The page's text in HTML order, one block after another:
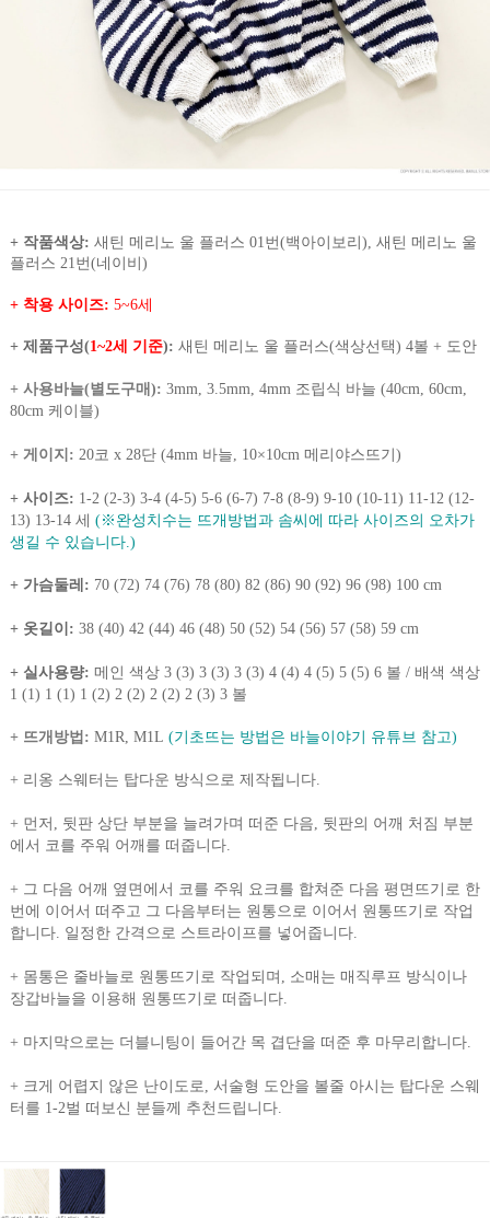
+ 작품색상: 새틴 메리노 울 플러스 01번(백아이보리), 새틴 메리노 울
플러스 21번(네이비)
+ 착용 사이즈: 5~6세
+ 제품구성(1~2세 기준): 새틴 메리노 울 플러스(색상선택) 4볼 + 도안
+ 사용바늘(별도구매): 3mm, 3.5mm, 4mm 조립식 바늘 (40cm, 60cm,
80cm 케이블)
+ 게이지 : 20코 x 28단 (4mm 바늘, 10×10cm 메리야스뜨기)
+ 사이즈: 1-2 (2-3) 3-4 (4-5) 5-6 (6-7) 7-8 (8-9) 9-10 (10-11) 11-12 (12-
13) 13-14 세 (※완성치수는 뜨개방법과 솜씨에 따라 사이즈의 오차가
생길 수 있습니다.)
+ 가슴둘레: 70 (72) 74 (76) 78 (80) 82 (86) 90 (92) 96 (98) 100 cm
+ 옷길이: 38 (40) 42 (44) 46 (48) 50 (52) 54 (56) 57 (58) 59 cm
+ 실사용량: 메인 색상 3 (3) 3 (3) 3 (3) 4 (4) 4 (5) 5 (5) 6 볼 / 배색 색상
1 (1) 1 (1) 1 (2) 2 (2) 2 (2) 2 (3) 3 볼
+ 뜨개방법: M1R, M1L (기초뜨는 방법은 바늘이야기 유튜브 참고)
+리옹 스웨터는 탑다운 방식으로 제작됩니다.
+ 먼저, 뒷판 상단 부분을 늘려가며 떠준 다음, 뒷판의 어깨 처짐 부분
에서 코를 주워 어깨를 떠줍니다.
+ 그 다음 어깨 옆면에서 코를 주워 요크를 합쳐준 다음 평면뜨기로 한
번에 이어서 떠주고 그 다음부터는 원통으로 이어서 원통뜨기로 작업
합니다. 일정한 간격으로 스트라이프를 넣어줍니다.
+ 몸통은 줄바늘로 원통뜨기로 작업되며, 소매는 매직루프 방식이나
장갑바늘을 이용해 원통뜨기로 떠줍니다.
+ 마지막으로는 더블니팅이 들어간 목 겹단을 떠준 후 마무리합니다.
+ 크게 어렵지 않은 난이도로, 서술형 도안을 볼줄 아시는 탑다운 스웨
터를 1-2벌 떠보신 분들께 추천드립니다.